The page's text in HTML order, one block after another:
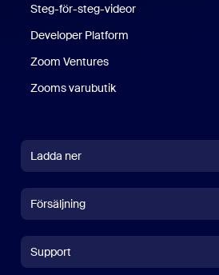
Steg-för-steg-videor
Developer Platform
Zoom Ventures
Zooms varubutik
Ladda ner
Zoom Rooms-appZoom Rooms-app
Zoom Rooms Controller
Försäljning
Contact Sales
Support
Support